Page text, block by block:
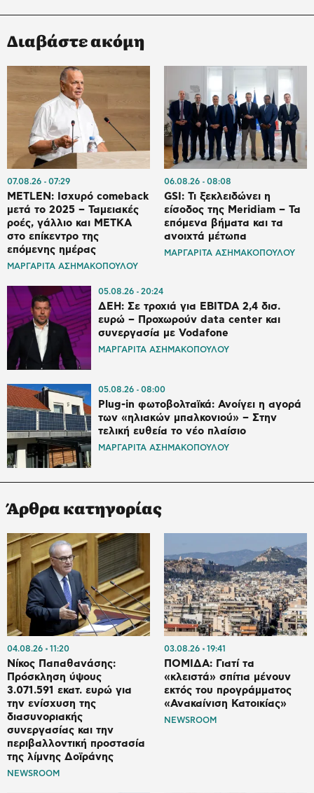
Διαβάστε ακόμη
07.08.26 07:29
METLEN: Ισχυρό comeback
μετά το 2025 – Ταμειακές
ροές, γάλλιο και ΜΕΤΚΑ
στο επίκεντρο της
επόμενης ημέρας
ΜΑΡΓΑΡΙΤΑ ΑΣΗΜΑΚΟΠΟΥΛΟΥ
06.08.26 08:08
GSI: Τι ξεκλειδώνει η
είσοδος της Meridiam – Τα
επόμενα βήματα και τα
ανοιχτά μέτωπα
ΜΑΡΓΑΡΙΤΑ ΑΣΗΜΑΚΟΠΟΥΛΟΥ
05.08.26 20:24
ΔΕΗ: Σε τροχιά για EBITDA 2,4 δισ.
ευρώ – Προχωρούν data center και
συνεργασία με Vodafone
ΜΑΡΓΑΡΙΤΑ ΑΣΗΜΑΚΟΠΟΥΛΟΥ
05.08.26 08:00
Plug-in φωτοβολταϊκά: Ανοίγει η αγορά
των «ηλιακών μπαλκονιού» – Στην
τελική ευθεία το νέο πλαίσιο
ΜΑΡΓΑΡΙΤΑ ΑΣΗΜΑΚΟΠΟΥΛΟΥ
Άρθρα κατηγορίας
04.08.26 11:20
Νίκος Παπαθανάσης:
Πρόσκληση ύψους
3.071.591 εκατ. ευρώ για
την ενίσχυση της
διασυνοριακής
συνεργασίας και την
περιβαλλοντική προστασία
της λίμνης Δοϊράνης
NEWSROOM
03.08.26 19:41
ΠΟΜΙΔΑ: Γιατί τα
«κλειστά» σπίτια μένουν
εκτός του προγράμματος
«Ανακαίνιση Κατοικίας»
NEWSROOM